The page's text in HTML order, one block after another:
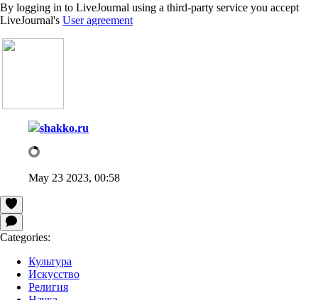
By logging in to LiveJournal using a third-party service you accept
LiveJournal's User agreement
shakko.ru
May 23 2023, 00:58
Categories:
Культура
Искусство
Религия